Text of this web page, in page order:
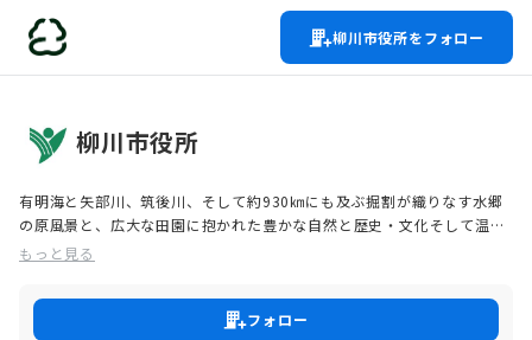
柳川市役所をフォロー
柳川市役所
有明海と矢部川、筑後川、そして約930㎞にも及ぶ掘割が織りなす水郷
の原風景と、広大な田園に抱かれた豊かな自然と歴史・文化そして温か
い人々が共存するまちです。
もっと見る
フォロー